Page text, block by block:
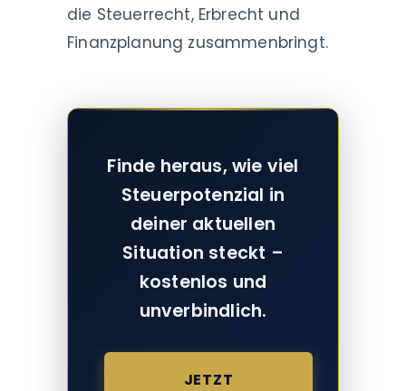
die Steuerrecht, Erbrecht und
Finanzplanung zusammenbringt.
Finde heraus, wie viel
Steuerpotenzial in
deiner aktuellen
Situation steckt –
kostenlos und
unverbindlich.
JETZT